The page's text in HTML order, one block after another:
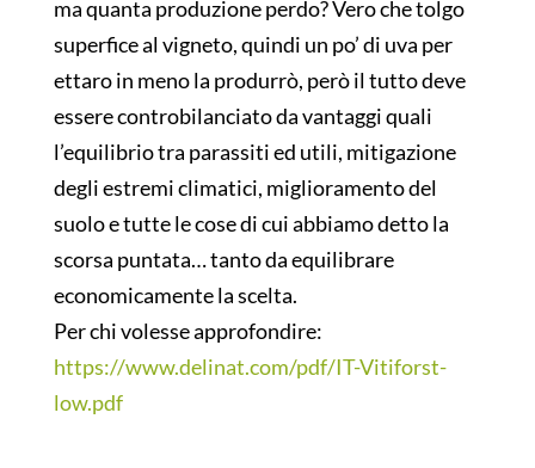
ma quanta produzione perdo? Vero che tolgo
superfice al vigneto, quindi un po’ di uva per
ettaro in meno la produrrò, però il tutto deve
essere controbilanciato da vantaggi quali
l’equilibrio tra parassiti ed utili, mitigazione
degli estremi climatici, miglioramento del
suolo e tutte le cose di cui abbiamo detto la
scorsa puntata… tanto da equilibrare
economicamente la scelta.
Per chi volesse approfondire:
https://www.delinat.com/pdf/IT-Vitiforst-
low.pdf